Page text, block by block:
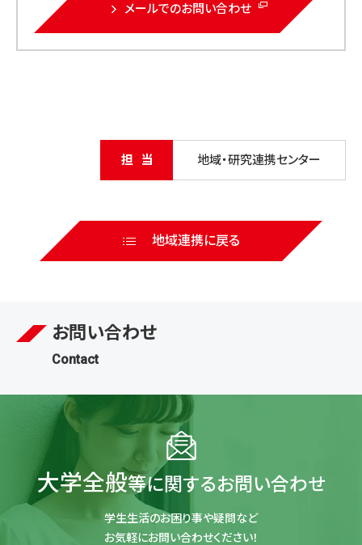
メールでのお問い合わせ
担当 地域・研究連携センター
地域連携に戻る
お問い合わせ
Contact
大学全般等に関するお問い合わせ
学生生活のお困り事や疑問など
お気軽にお問い合わせください！